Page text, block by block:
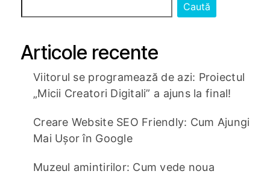
Caută
Articole recente
Viitorul se programează de azi: Proiectul
„Micii Creatori Digitali” a ajuns la final!
Creare Website SEO Friendly: Cum Ajungi
Mai Ușor în Google
Muzeul amintirilor: Cum vede noua